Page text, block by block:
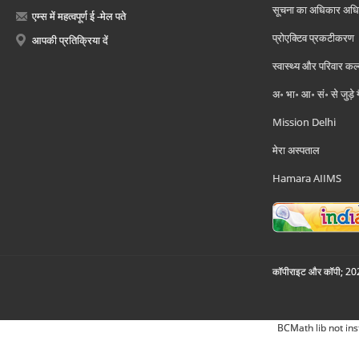
एम्स में महत्वपूर्ण ई -मेल पते
आपकी प्रतिक्रिया दें
सूचना का अधिकार
प्रोएक्टिव प्रकटीकरण
स्वास्थ्य और परिवार
अ॰ भा॰ आ॰ सं॰ से जुड़े
Mission Delhi
मेरा अस्पताल
Hamara AIIMS
कॉपीराइट और कॉपी;
BCMath lib not